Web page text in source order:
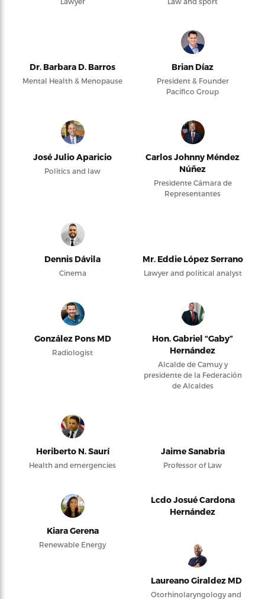
Dr. Barbara D. Barros
Mental Health & Menopause
Brian Díaz
President & Founder
Pacifico Group
José Julio Aparicio
Politics and law
Carlos Johnny Méndez
Núñez
Presidente Cámara de
Representantes
Dennis Dávila
Cinema
Mr. Eddie López Serrano
Lawyer and political analyst
González Pons MD
Radiologist
Hon. Gabriel “Gaby”
Hernández
Alcalde de Camuy y
presidente de la Federación
de Alcaldes
Heriberto N. Saurí
Health and emergencies
Jaime Sanabria
Professor of Law
Kiara Gerena
Renewable Energy
Lcdo Josué Cardona
Hernández
Laureano Giraldez MD
Otorhinolaryngology and